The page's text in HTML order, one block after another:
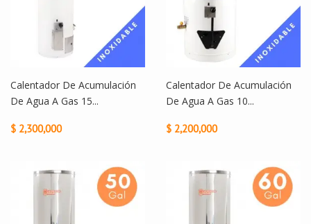
Calentador De Acumulación
De Agua A Gas 15...
$ 2,300,000
Calentador De Acumulación
De Agua A Gas 10...
$ 2,200,000